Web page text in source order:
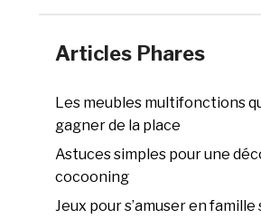
Articles Phares
Les meubles multifonctions
gagner de la place
Astuces simples pour une
cocooning
Jeux pour s’amuser en